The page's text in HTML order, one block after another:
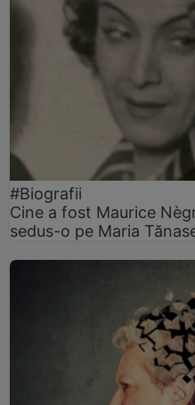
#Biografii
Cine a fost Maurice
sedus-o pe Maria